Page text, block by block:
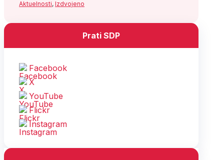
Aktuelnosti, Izdvojeno
Prati SDP
Facebook
X
YouTube
Flickr
Instagram